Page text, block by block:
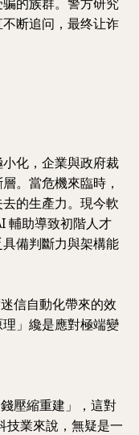
断追问，最终让诈
化，企業與政府裁
。當危機來臨時，
的生產力。現今軟
輔助導致初階人才
備判斷力與架構能
信自動化帶來的效
」纔是應對極端變
壓縮重建」，這對
技業來說，無疑是一